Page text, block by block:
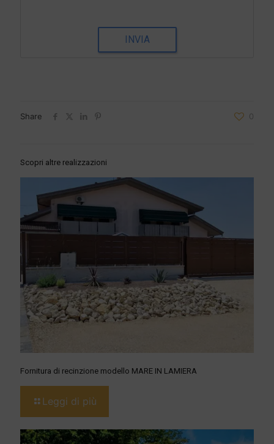
INVIA
Share 0
Scopri altre realizzazioni
Fornitura di recinzione modello MARE IN LAMIERA
Leggi di più